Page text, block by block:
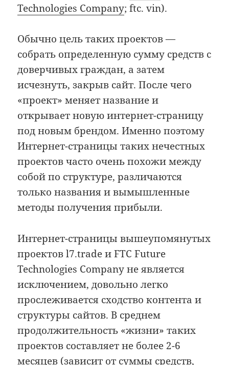
Technologies Company; ftc. vin).
Обычно цель таких проектов —
собрать определенную сумму средств с
доверчивых граждан, а затем
исчезнуть, закрыв сайт. После чего
«проект» меняет название и
открывает новую интернет-страницу
под новым брендом. Именно поэтому
Интернет-страницы таких нечестных
проектов часто очень похожи между
собой по структуре, различаются
только названия и вымышленные
методы получения прибыли.
Интернет-страницы вышеупомянутых
проектов l7.trade и FTC Future
Technologies Company не является
исключением, довольно легко
прослеживается сходство контента и
структуры сайтов. В среднем
продолжительность «жизни» таких
проектов составляет не более 2-6
месяцев (зависит от суммы средств,